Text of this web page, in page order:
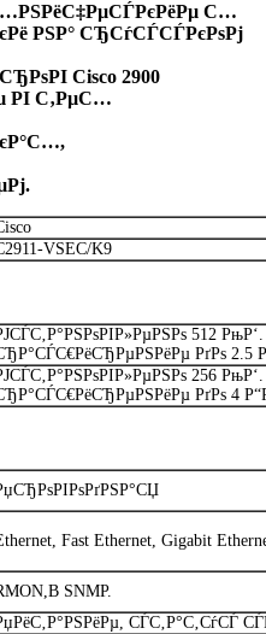
С…
РЅР° СЂСѓСЃСЃРєРѕРј
Cisco 2900
РІ С‚РµС…
VSEC/K9
512 РњР‘.
РґРѕ 2.5
256 РњР‘.
РґРѕ 4
Fast Ethernet, Gigabit
SNMP.
СЃС‚Р°С‚СѓСЃ